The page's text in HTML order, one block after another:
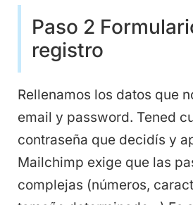
Paso 2
registro
Rellenamos los datos que
email y password. Tened
contraseña que decidís y
Mailchimp exige que las
complejas (números,